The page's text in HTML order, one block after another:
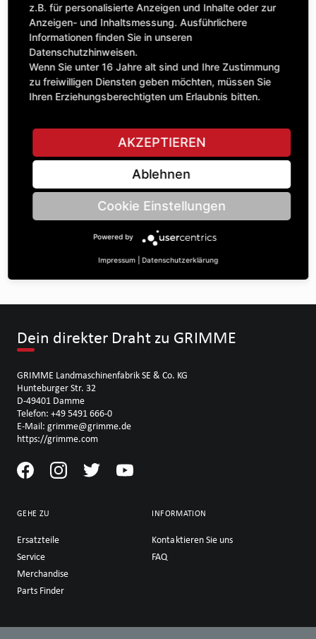
65,40 £
exkl. MwSt.
Anzahl
IN DEN WARENKORB
KETTENRÄdeR ZWEIFACH ¾“ | Zähnezahl A: 14/14 |
BohrungsØ B: 25 | Länge C: 40 |
Dein direkter Draht zu GRIMME
GRIMME Landmaschinenfabrik SE & Co. KG
Hunteburger Str. 32
D-49401 Damme
Telefon: +49 5491 666-0
E-Mail: grimme@grimme.de
https://grimme.com
GEHE ZU
Ersatzteile
Service
Merchandise
Parts Finder
INFORMATION
Kontaktieren Sie uns
FAQ
z.B. für personalisierte Anzeigen und Inhalte oder zur
Anzeigen- und Inhaltsmessung. Ausführlichere
Informationen finden Sie in unseren
Datenschutzhinweisen.
Wenn Sie unter 16 Jahre alt sind und Ihre Zustimmung
zu freiwilligen Diensten geben möchten, müssen Sie
Ihren Erziehungsberechtigten um Erlaubnis bitten.
AKZEPTIEREN
Ablehnen
Cookie Einstellungen
Powered by
Impressum Datenschutzerklärung